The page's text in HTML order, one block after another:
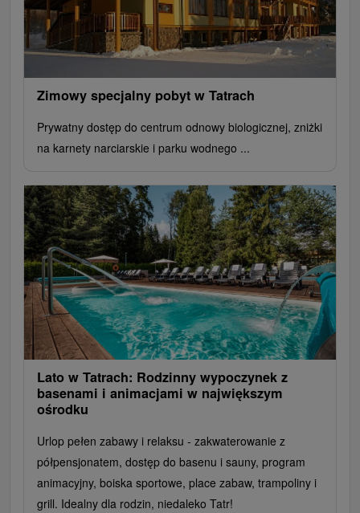
Zimowy specjalny pobyt w Tatrach
Prywatny dostęp do centrum odnowy biologicznej, zniżki
na karnety narciarskie i parku wodnego ...
Lato w Tatrach: Rodzinny wypoczynek z
basenami i animacjami w największym
ośrodku
Urlop pełen zabawy i relaksu - zakwaterowanie z
półpensjonatem, dostęp do basenu i sauny, program
animacyjny, boiska sportowe, place zabaw, trampoliny i
grill. Idealny dla rodzin, niedaleko Tatr!